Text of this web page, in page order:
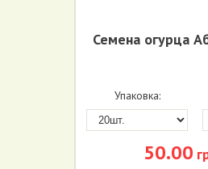
Семена огурца
Упаковка:
50.00